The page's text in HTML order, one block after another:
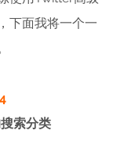
下面我将一个一
索分类